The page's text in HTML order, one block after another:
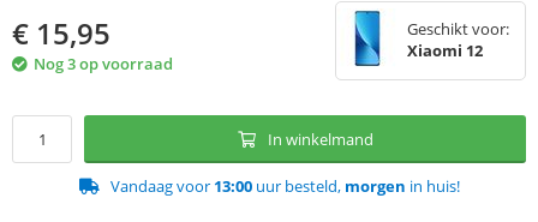
€ 15,95
Nog 3 op voorraad
Geschikt voor:
Xiaomi 12
In winkelmand
Vandaag voor 13:00uur besteld, morgen in huis!